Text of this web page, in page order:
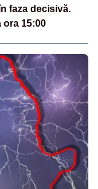
faza decisivă.
ora 15:00